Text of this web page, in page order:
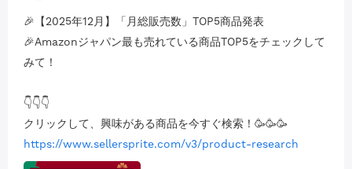
🎉【2025年12月】「月総販売数」TOP5商品発表
🎉Amazonジャパン最も売れている商品TOP5をチェックして
みて！
👇👇👇
クリックして、興味がある商品を今すぐ検索！🥳🥳🥳
https://www.sellersprite.com/v3/product-research